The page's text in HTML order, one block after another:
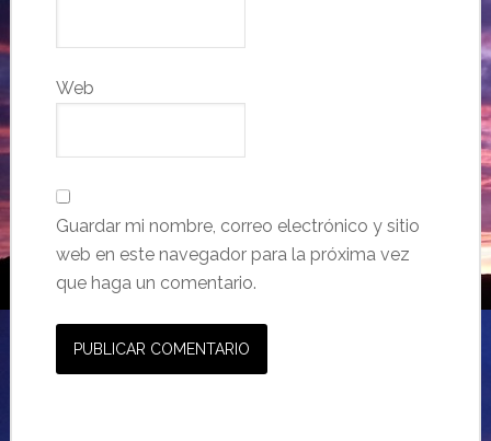
Web
Guardar mi nombre, correo electrónico y sitio
web en este navegador para la próxima vez
que haga un comentario.